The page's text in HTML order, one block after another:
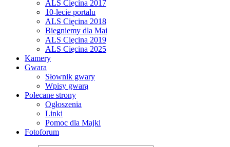
ALS Cięcina 2017
10-lecie portalu
ALS Cięcina 2018
Biegniemy dla Mai
ALS Cięcina 2019
ALS Cięcina 2025
Kamery
Gwara
Słownik gwary
Wpisy gwarą
Polecane strony
Ogłoszenia
Linki
Pomoc dla Majki
Fotoforum